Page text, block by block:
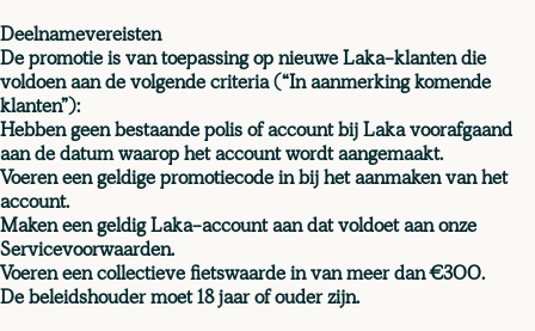
Deelnamevereisten
De promotie is van toepassing op nieuwe Laka-klanten die
voldoen aan de volgende criteria (“In aanmerking komende
klanten”):
Hebben geen bestaande polis of account bij Laka voorafgaand
aan de datum waarop het account wordt aangemaakt.
Voeren een geldige promotiecode in bij het aanmaken van het
account.
Maken een geldig Laka-account aan dat voldoet aan onze
Servicevoorwaarden.
Voeren een collectieve fietswaarde in van meer dan €300.
De beleidshouder moet 18 jaar of ouder zijn.